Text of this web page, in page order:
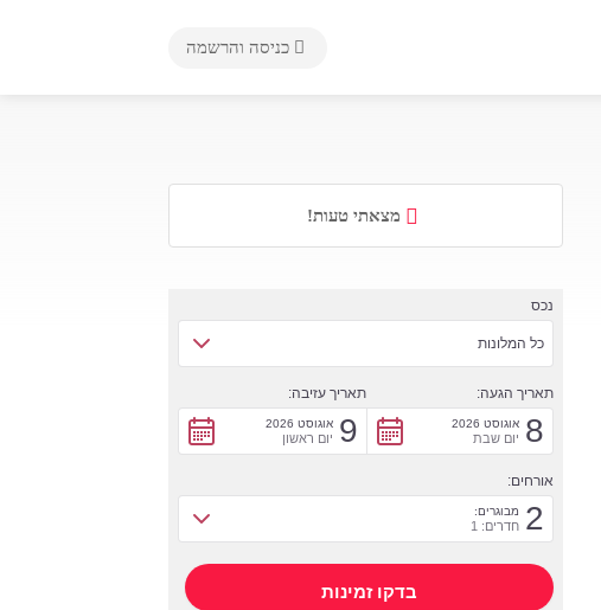
כניסה והרשמה
מצאתי טעות!
נכס
כל המלונות
תאריך הגעה:
8 אוגוסט 2026
יום שבת
תאריך עזיבה:
9 אוגוסט 2026
יום ראשון
אורחים:
2 מבוגרים:
חדרים: 1